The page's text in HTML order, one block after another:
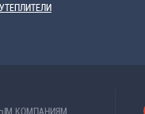
КОМПАНИЯМ